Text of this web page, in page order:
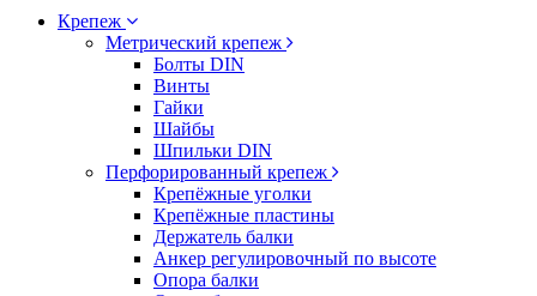
Крепеж
Метрический крепеж
Болты DIN
Винты
Гайки
Шайбы
Шпильки DIN
Перфорированный крепеж
Крепёжные уголки
Крепёжные пластины
Держатель балки
Анкер регулировочный по высоте
Опора балки